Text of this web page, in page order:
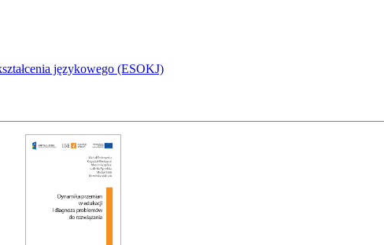
językowego (ESOKJ)